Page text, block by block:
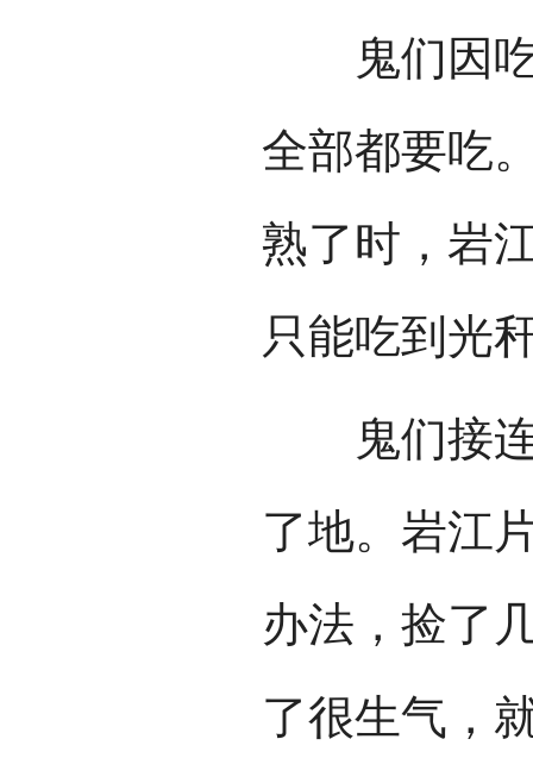
鬼们因吃
全部都要吃
熟了时，岩
只能吃到光
鬼们接连
了地。岩江
办法，捡了
了很生气，